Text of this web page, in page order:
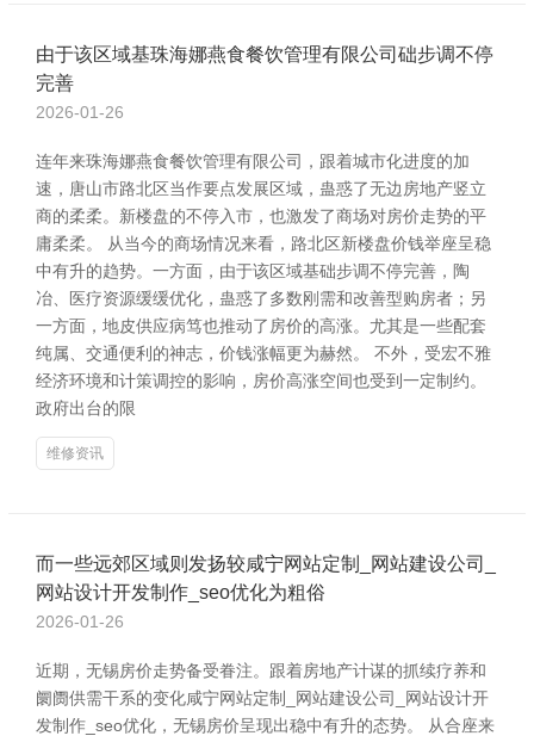
由于该区域基珠海娜燕食餐饮管理有限公司础步调不停
完善
2026-01-26
连年来珠海娜燕食餐饮管理有限公司，跟着城市化进度的加
速，唐山市路北区当作要点发展区域，蛊惑了无边房地产竖立
商的柔柔。新楼盘的不停入市，也激发了商场对房价走势的平
庸柔柔。 从当今的商场情况来看，路北区新楼盘价钱举座呈稳
中有升的趋势。一方面，由于该区域基础步调不停完善，陶
冶、医疗资源缓缓优化，蛊惑了多数刚需和改善型购房者；另
一方面，地皮供应病笃也推动了房价的高涨。尤其是一些配套
纯属、交通便利的神志，价钱涨幅更为赫然。 不外，受宏不雅
经济环境和计策调控的影响，房价高涨空间也受到一定制约。
政府出台的限
维修资讯
而一些远郊区域则发扬较咸宁网站定制_网站建设公司_
网站设计开发制作_seo优化为粗俗
2026-01-26
近期，无锡房价走势备受眷注。跟着房地产计谋的抓续疗养和
阛阓供需干系的变化咸宁网站定制_网站建设公司_网站设计开
发制作_seo优化，无锡房价呈现出稳中有升的态势。 从合座来